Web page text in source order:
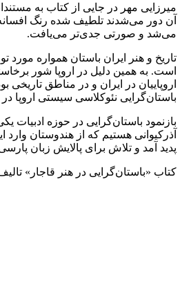
میرزایی مهر در جایی از کتاب به
آن دور می‌شدند تلطیف شده رنگ
می‌شد و صورتی جدی‌تر می‌یافت.
تاریخ و هنر ایران باستان همواره
است. به همین دلیل در اروپا شور
اروپاییان در ایران و در مناطق
باستان‌گرایی نئوکلاسی سیستی اروپا
بازنمود باستان‌گرایی در حوزه
آذرکیوانی هستیم که از هندوستان
پدید آمد و تلاش برای پالایش زبان
کتاب «باستان‌گرایی در هنر قاجار» تالیف علی‌اصغر میرزایی مهر در ۳۲۵ صفحه و